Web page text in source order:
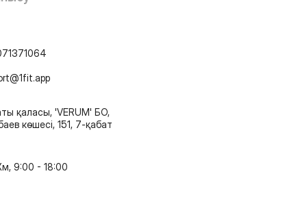
қаласы, 'VERUM' БО,
көшесі, 151, 7-қабат
9:00 - 18:00